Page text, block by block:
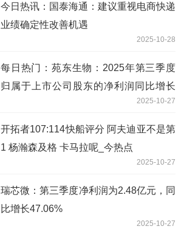
今日热讯：国泰海通：建议重视电商快递
业绩确定性改善机遇
2025-10-28
每日热门：苑东生物：2025年第三季度
归属于上市公司股东的净利润同比增长
2025-10-27
开拓者107:114快船评分 阿夫迪亚不是第
1 杨瀚森及格 卡马拉呢_今热点
2025-10-27
瑞芯微：第三季度净利润为2.48亿元，同
比增长47.06%
2025-10-27